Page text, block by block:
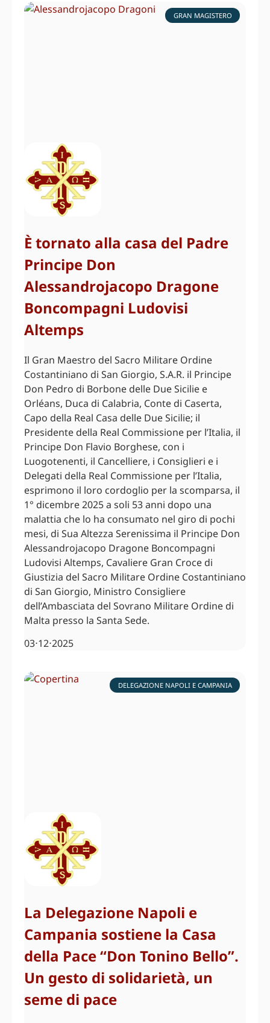
GRAN MAGISTERO
È tornato alla casa del Padre
Principe Don
Alessandrojacopo Dragone
Boncompagni Ludovisi
Altemps
Il Gran Maestro del Sacro Militare Ordine
Costantiniano di San Giorgio, S.A.R. il Principe
Don Pedro di Borbone delle Due Sicilie e
Orléans, Duca di Calabria, Conte di Caserta,
Capo della Real Casa delle Due Sicilie; il
Presidente della Real Commissione per l’Italia, il
Principe Don Flavio Borghese, con i
Luogotenenti, il Cancelliere, i Consiglieri e i
Delegati della Real Commissione per l’Italia,
esprimono il loro cordoglio per la scomparsa, il
1° dicembre 2025 a soli 53 anni dopo una
malattia che lo ha consumato nel giro di pochi
mesi, di Sua Altezza Serenissima il Principe Don
Alessandrojacopo Dragone Boncompagni
Ludovisi Altemps, Cavaliere Gran Croce di
Giustizia del Sacro Militare Ordine Costantiniano
di San Giorgio, Ministro Consigliere
dell’Ambasciata del Sovrano Militare Ordine di
Malta presso la Santa Sede.
03⋅12⋅2025
DELEGAZIONE NAPOLI E CAMPANIA
La Delegazione Napoli e
Campania sostiene la Casa
della Pace “Don Tonino Bello”.
Un gesto di solidarietà, un
seme di pace